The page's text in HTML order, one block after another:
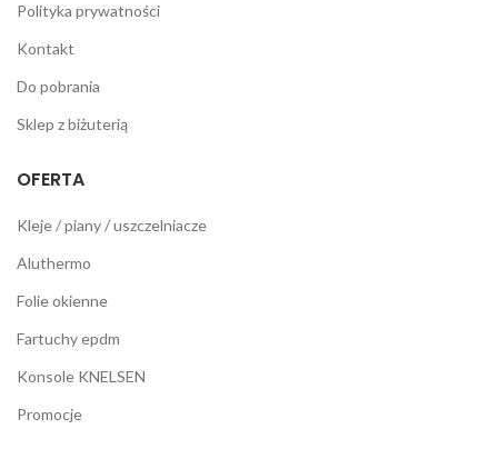
Polityka prywatności
Kontakt
Do pobrania
Sklep z biżuterią
OFERTA
Kleje / piany / uszczelniacze
Aluthermo
Folie okienne
Fartuchy epdm
Konsole KNELSEN
Promocje